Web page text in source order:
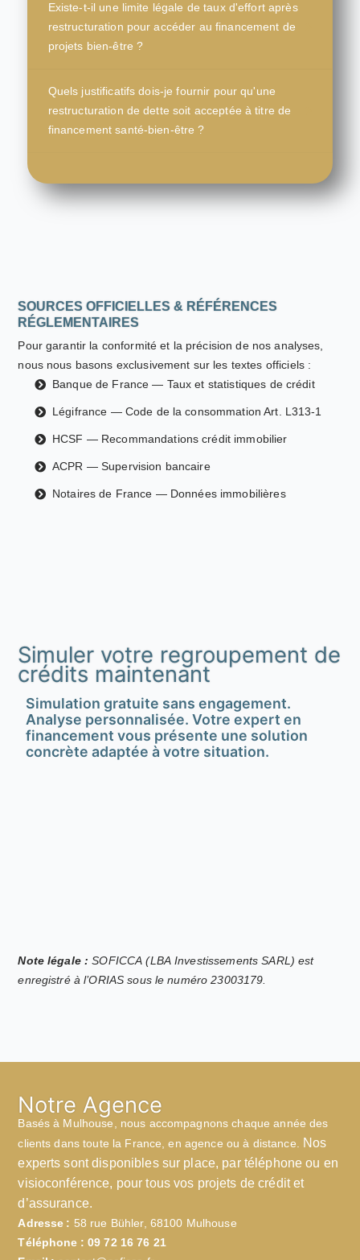
Existe-t-il une limite légale de taux d'effort après
restructuration pour accéder au financement de
projets bien-être ?
Quels justificatifs dois-je fournir pour qu'une
restructuration de dette soit acceptée à titre de
financement santé-bien-être ?
SOURCES OFFICIELLES & RÉFÉRENCES
RÉGLEMENTAIRES
Pour garantir la conformité et la précision de nos analyses,
nous nous basons exclusivement sur les textes officiels :
Banque de France — Taux et statistiques de crédit
Légifrance — Code de la consommation Art. L313-1
HCSF — Recommandations crédit immobilier
ACPR — Supervision bancaire
Notaires de France — Données immobilières
Simuler votre regroupement de
crédits maintenant
Simulation gratuite sans engagement.
Analyse personnalisée. Votre expert en
financement vous présente une solution
concrète adaptée à votre situation.
Note légale : SOFICCA (LBA Investissements SARL) est
enregistré à l’ORIAS sous le numéro 23003179.
Notre Agence
Basés à Mulhouse, nous accompagnons chaque année des
clients dans toute la France, en agence ou à distance.
Nos
experts sont disponibles sur place, par téléphone ou en
visioconférence, pour tous vos projets de crédit et
d’assurance.
Adresse : 58 rue Bühler, 68100 Mulhouse
Téléphone : 09 72 16 76 21